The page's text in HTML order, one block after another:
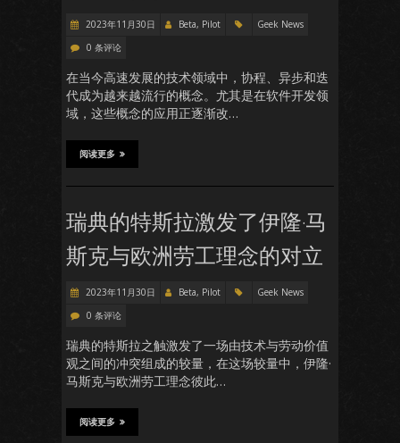
2023年11月30日 Beta, Pilot
Geek News
0 条评论
在当今高速发展的技术领域中，协程、异步和迭
代成为越来越流行的概念。尤其是在软件开发领
域，这些概念的应用正逐渐改…
阅读更多
瑞典的特斯拉激发了伊隆·马
斯克与欧洲劳工理念的对立
2023年11月30日 Beta, Pilot
Geek News
0 条评论
瑞典的特斯拉之触激发了一场由技术与劳动价值
观之间的冲突组成的较量，在这场较量中，伊隆·
马斯克与欧洲劳工理念彼此…
阅读更多